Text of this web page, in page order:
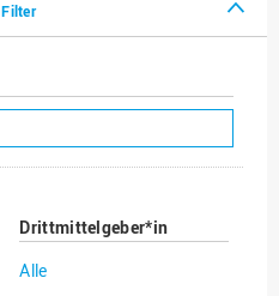
Filter
Drittmittelgeber*in
Alle